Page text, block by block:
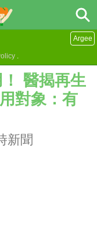
.
Argee
醫揭再生
對象：有
新聞